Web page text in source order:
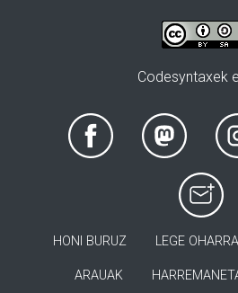
Codesyntaxek
HONI BURUZ LEGE OHARRA
ARAUAK